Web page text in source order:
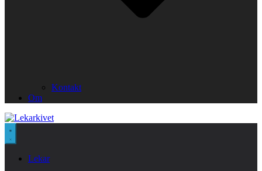
Kontakt
Om
Lekar